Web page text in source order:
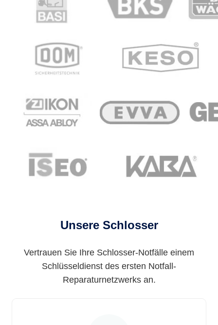
Unsere Schlosser
Vertrauen Sie Ihre Schlosser-Notfälle einem
Schlüsseldienst des ersten Notfall-
Reparaturnetzwerks an.